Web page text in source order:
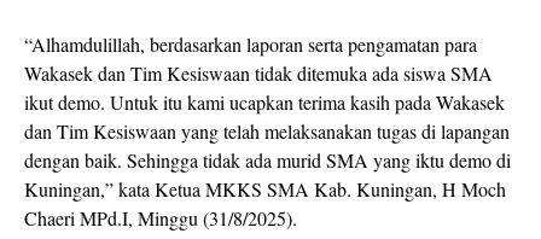
“Alhamdulillah, berdasarkan laporan serta pengamatan para
Wakasek dan Tim Kesiswaan tidak ditemuka ada siswa SMA
ikut demo. Untuk itu kami ucapkan terima kasih pada Wakasek
dan Tim Kesiswaan yang telah melaksanakan tugas di lapangan
dengan baik. Sehingga tidak ada murid SMA yang iktu demo di
Kuningan,” kata Ketua MKKS SMA Kab. Kuningan, H Moch
Chaeri MPd.I, Minggu (31/8/2025).